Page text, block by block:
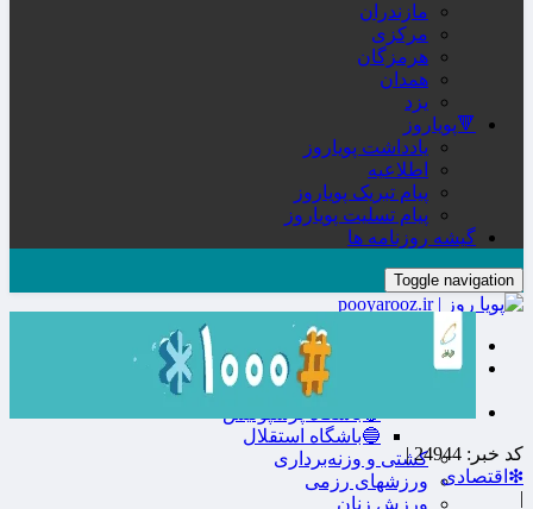
مازندران
مرکزی
هرمزگان
همدان
یزد
🔻پویاروز
یادداشت پویاروز
اطلاعیه
پیام تبریک پویاروز
پیام تسلیت پویاروز
گیشه روزنامه ها
Toggle navigation
صفحه نخست
🔮ورزش
🔵باشگاه استقلال
کشتی و وزنه‌برداری
ورزشهای رزمی
ورزش زنان
کد خبر: 24944 |
❇اقتصادی
|